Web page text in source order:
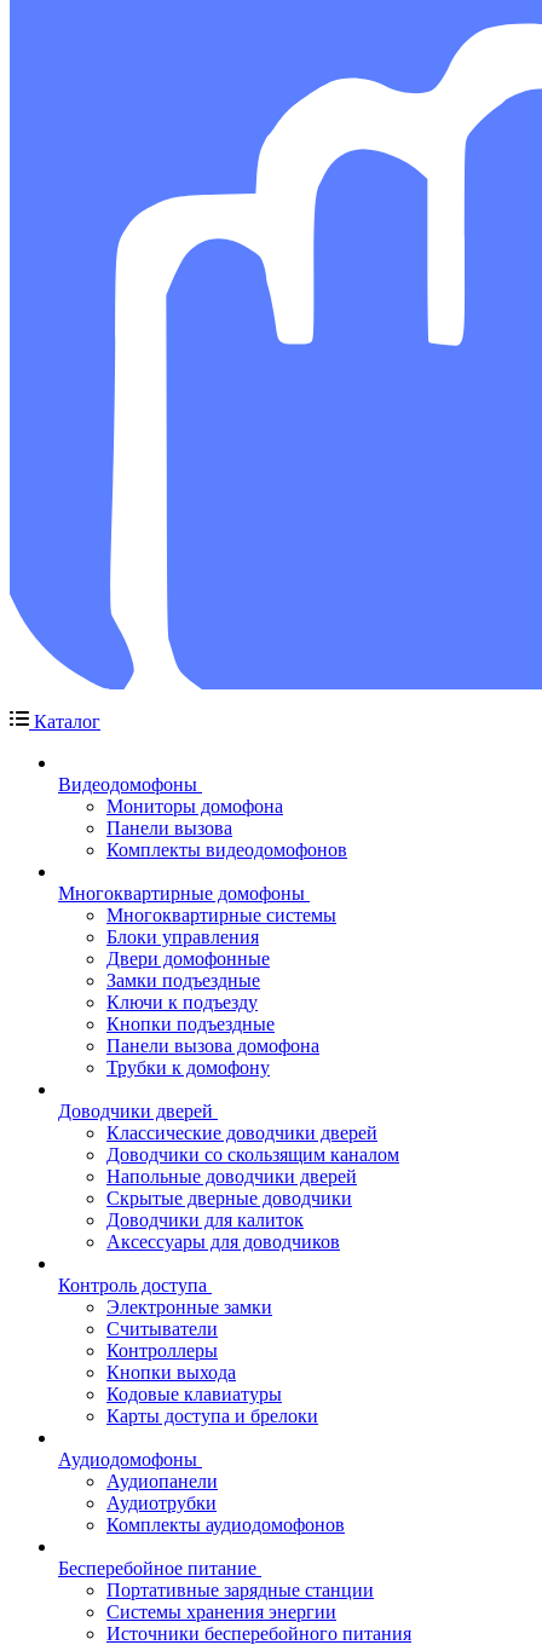
Каталог
Видеодомофоны
Мониторы домофона
Панели вызова
Комплекты видеодомофонов
Многоквартирные домофоны
Многоквартирные системы
Блоки управления
Двери домофонные
Замки подъездные
Ключи к подъезду
Кнопки подъездные
Панели вызова домофона
Трубки к домофону
Доводчики дверей
Классические доводчики дверей
Доводчики со скользящим каналом
Напольные доводчики дверей
Скрытые дверные доводчики
Доводчики для калиток
Аксессуары для доводчиков
Контроль доступа
Электронные замки
Считыватели
Контроллеры
Кнопки выхода
Кодовые клавиатуры
Карты доступа и брелоки
Аудиодомофоны
Аудиопанели
Аудиотрубки
Комплекты аудиодомофонов
Бесперебойное питание
Портативные зарядные станции
Системы хранения энергии
Источники бесперебойного питания